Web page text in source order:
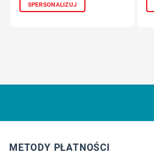
SPERSONALIZUJ
METODY PŁATNOŚCI